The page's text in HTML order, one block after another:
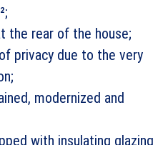
the rear of the house;
privacy due to the very
modernized and
with insulating glazing